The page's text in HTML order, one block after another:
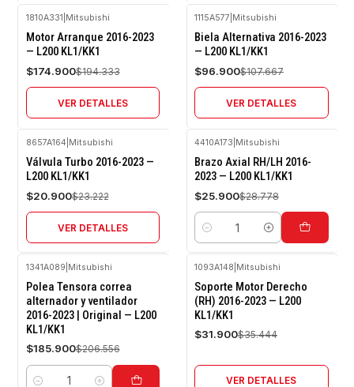
-10%
OFF
1810A331 Mitsubishi
Motor Arranque 2016-2023
— L200 KL1/KK1
$174.900$194.333
VER DETALLES
-10%
OFF
1115A577 Mitsubishi
Biela Alternativa 2016-2023
— L200 KL1/KK1
$96.900$107.667
VER DETALLES
-10%
OFF
8657A164 Mitsubishi
Válvula Turbo 2016-2023 —
L200 KL1/KK1
$20.900$23.222
VER DETALLES
-10%
OFF
4410A173 Mitsubishi
Brazo Axial RH/LH 2016-
2023 — L200 KL1/KK1
$25.900$28.778
Cantidad
-10%
OFF
1341A089 Mitsubishi
Polea Tensora correa
alternador y ventilador
2016-2023 | Original — L200
KL1/KK1
$185.900$206.556
-10%
OFF
Agotado
1093A148 Mitsubishi
Soporte Motor Derecho
(RH) 2016-2023 — L200
KL1/KK1
$31.900$35.444
VER DETALLES